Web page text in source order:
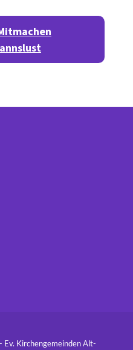
Kirchengemeinden Alt-